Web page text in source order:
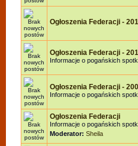
Ogłoszenia Federacji -
Ogłoszenia Federacji -
Informacje o pogańskich
Ogłoszenia Federacji -
Informacje o pogańskich
Ogłoszenia Federacji
Informacje o pogańskich
Moderator: Sheila